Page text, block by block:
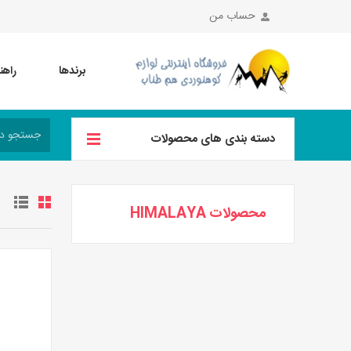
حساب من
برندها
دسته بندی های محصولات
محصولات HIMALAYA